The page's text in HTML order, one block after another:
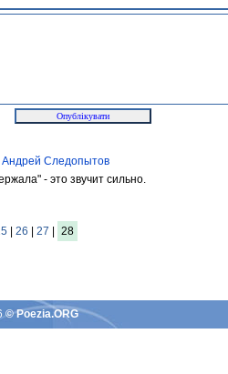
Андрей Следопытов
- это звучит сильно.
26 27 28
© Poezia.ORG